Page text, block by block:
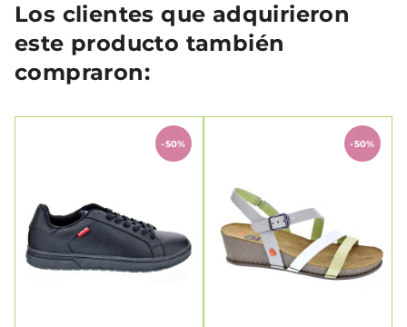
Los clientes que adquirieron
este producto también
compraron:
-50% -50%